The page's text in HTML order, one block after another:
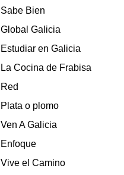
Sabe Bien
Global Galicia
Estudiar en Galicia
La Cocina de Frabisa
Red
Plata o plomo
Ven A Galicia
Enfoque
Vive el Camino